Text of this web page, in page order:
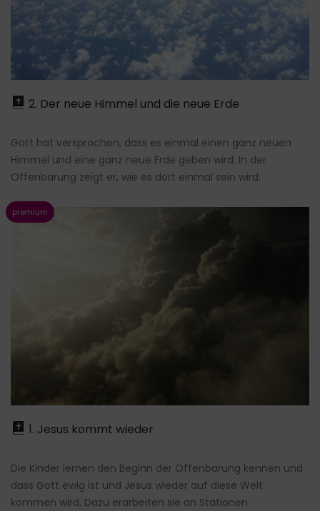
2. Der neue Himmel und die neue Erde
Gott hat versprochen, dass es einmal einen ganz neuen
Himmel und eine ganz neue Erde geben wird. In der
Offenbarung zeigt er, wie es dort einmal sein wird.
1. Jesus kommt wieder
Die Kinder lernen den Beginn der Offenbarung kennen und
dass Gott ewig ist und Jesus wieder auf diese Welt
kommen wird. Dazu erarbeiten sie an Stationen